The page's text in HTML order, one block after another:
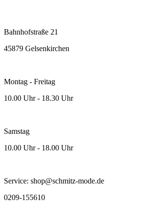
Bahnhofstraße 21
45879 Gelsenkirchen
Montag - Freitag
10.00 Uhr - 18.30 Uhr
Samstag
10.00 Uhr - 18.00 Uhr
Service: shop@schmitz-mode.de
0209-155610